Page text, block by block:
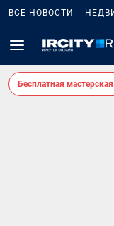
ВСЕ НОВОСТИ
Бесплатная